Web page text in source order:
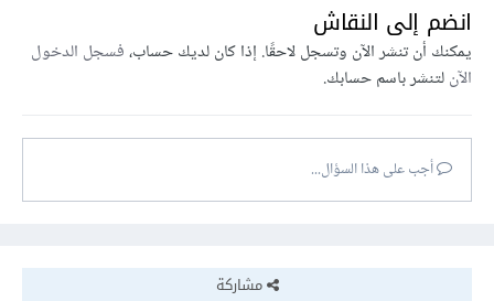
انضم إلى النقاش
يمكنك أن تنشر الآن وتسجل لاحقًا. إذا كان لديك حساب،فسجل الدخول
الآنلتنشر باسم حسابك.
أجب على هذا السؤال...
مشاركة